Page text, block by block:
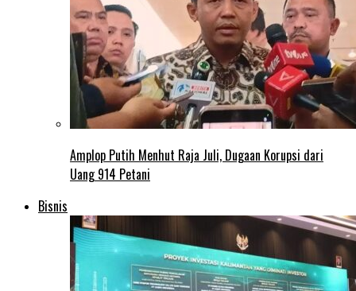
Amplop Putih Menhut Raja Juli, Dugaan Korupsi dari
Uang 914 Petani
Bisnis